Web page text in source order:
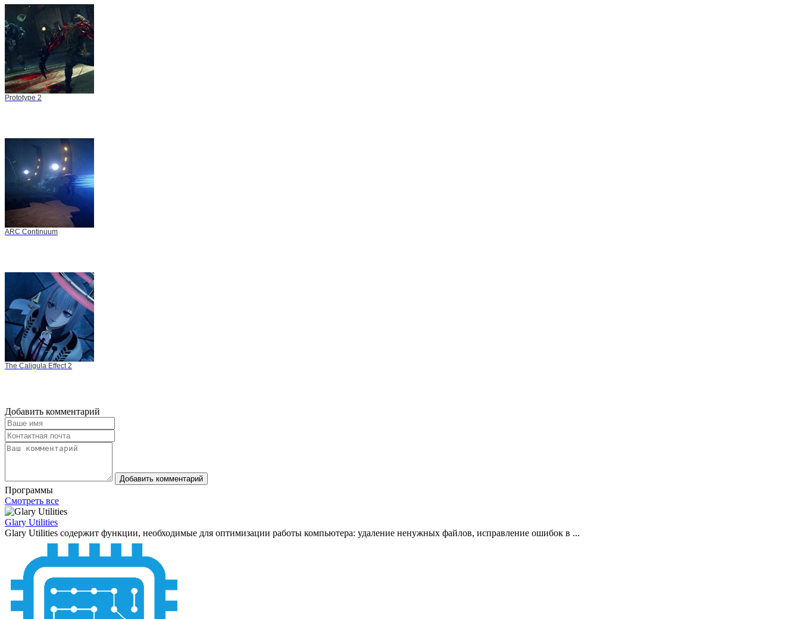
Prototype 2
ARC Continuum
The Caligula Effect 2
Добавить комментарий
Добавить комментарий
Программы
Смотреть все
Glary Utilities
Glary Utilities содержит функции, необходимые для оптимизации работы компьютера: удаление ненужных файлов, исправление ошибок в ...